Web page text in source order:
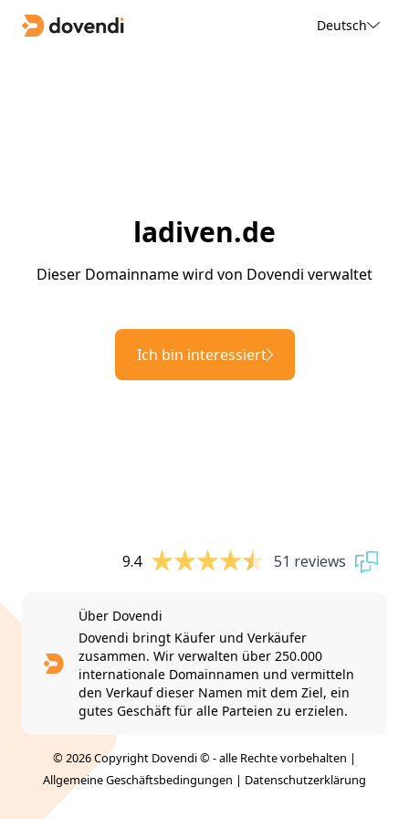
Deutsch
ladiven.de
Dieser Domainname wird von Dovendi verwaltet
Ich bin interessiert
9.4 51 reviews
Über Dovendi
Dovendi bringt Käufer und Verkäufer
zusammen. Wir verwalten über 250.000
internationale Domainnamen und vermitteln
den Verkauf dieser Namen mit dem Ziel, ein
gutes Geschäft für alle Parteien zu erzielen.
© 2026 Copyright Dovendi © - alle Rechte vorbehalten |
Allgemeine Geschäftsbedingungen | Datenschutzerklärung